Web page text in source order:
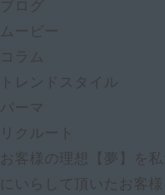
ブログ
ムービー
コラム
トレンドスタイル
パーマ
リクルート
お客様の理想【夢】を
にいらして頂いたお客